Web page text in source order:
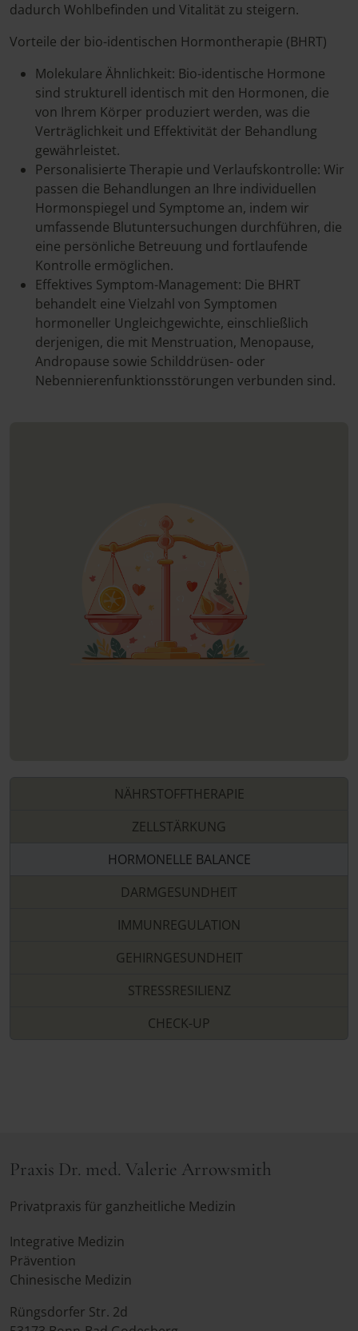
dadurch Wohlbefinden und Vitalität zu steigern.
Vorteile der bio-identischen Hormontherapie (BHRT)
Molekulare Ähnlichkeit: Bio-identische Hormone
sind strukturell identisch mit den Hormonen, die
von Ihrem Körper produziert werden, was die
Verträglichkeit und Effektivität der Behandlung
gewährleistet.
Personalisierte Therapie und Verlaufskontrolle: Wir
passen die Behandlungen an Ihre individuellen
Hormonspiegel und Symptome an, indem wir
umfassende Blutuntersuchungen durchführen, die
eine persönliche Betreuung und fortlaufende
Kontrolle ermöglichen.
Effektives Symptom-Management: Die BHRT
behandelt eine Vielzahl von Symptomen
hormoneller Ungleichgewichte, einschließlich
derjenigen, die mit Menstruation, Menopause,
Andropause sowie Schilddrüsen- oder
Nebennierenfunktionsstörungen verbunden sind.
NÄHRSTOFFTHERAPIE
ZELLSTÄRKUNG
HORMONELLE BALANCE
DARMGESUNDHEIT
IMMUNREGULATION
GEHIRNGESUNDHEIT
STRESSRESILIENZ
CHECK-UP
Praxis Dr. med. Valerie Arrowsmith
Privatpraxis für ganzheitliche Medizin
Integrative Medizin
Prävention
Chinesische Medizin
Rüngsdorfer Str. 2d